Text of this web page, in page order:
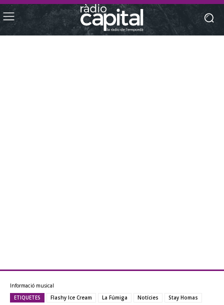
Informació musical
ETIQUETES Flashy Ice Cream La Fúmiga Notícies
Stay Homas